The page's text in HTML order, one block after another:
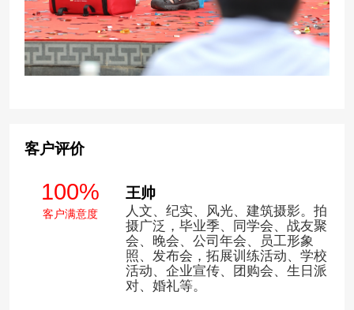
客户评价
100%
客户满意度
王帅
人文、纪实、风光、建筑摄影。拍
摄广泛，毕业季、同学会、战友聚
会、晚会、公司年会、员工形象
照、发布会，拓展训练活动、学校
活动、企业宣传、团购会、生日派
对、婚礼等。